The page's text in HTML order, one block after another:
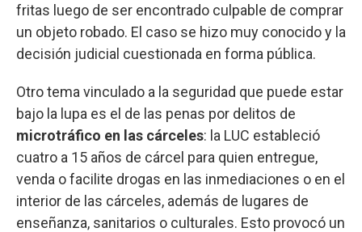
fritas luego de ser encontrado culpable de comprar
un objeto robado. El caso se hizo muy conocido y la
decisión judicial cuestionada en forma pública.
Otro tema vinculado a la seguridad que puede estar
bajo la lupa es el de las penas por delitos de
microtráfico en las cárceles: la LUC estableció
cuatro a 15 años de cárcel para quien entregue,
venda o facilite drogas en las inmediaciones o en el
interior de las cárceles, además de lugares de
enseñanza, sanitarios o culturales. Esto provocó un